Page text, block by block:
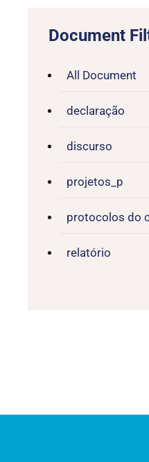
Document
All Document
declaração
discurso
projetos_p
protocolos do
relatório